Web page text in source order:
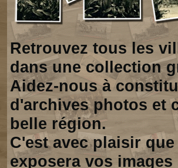
Retrouvez tous les
dans une collection
Aidez-nous à
d'archives photos et
belle région.
C'est avec plaisir
exposera vos images